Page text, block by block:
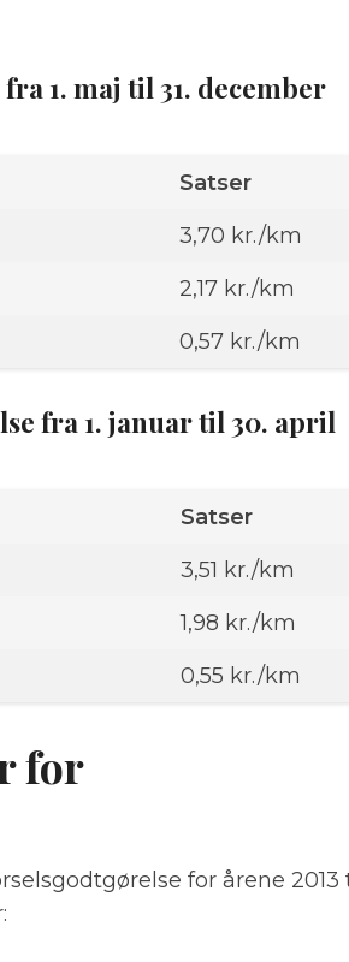
1. maj til 31. december
Satser
3,70 kr./km
2,17 kr./km
0,57 kr./km
fra 1. januar til 30. april
Satser
3,51 kr./km
1,98 kr./km
0,55 kr./km
for
for årene 2013